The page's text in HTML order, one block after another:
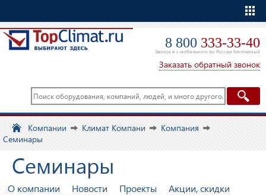
8 800 333-33-40
Звонок и с мобильного по России бесплатный
Заказать обратный звонок
Компании Климат Компани
Компания
Семинары
Семинары
О компании Новости Проекты
Акции, скидки